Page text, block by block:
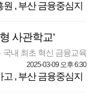
원 , 부산 금융중심지
사관학교’
국내 최초 혁신 금융교육
2025-03-09 오후 6:30
고 , 부산 금융중심지